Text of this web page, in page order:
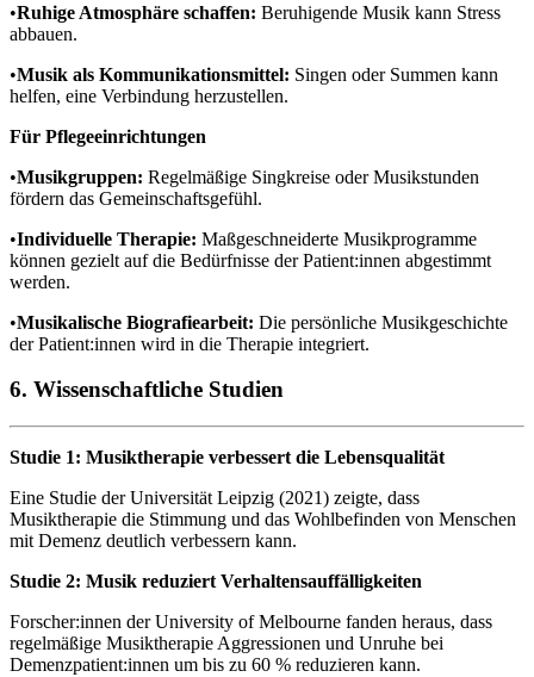
•Ruhige Atmosphäre schaffen: Beruhigende Musik kann Stress
abbauen.
•Musik als Kommunikationsmittel: Singen oder Summen kann
helfen, eine Verbindung herzustellen.
Für Pflegeeinrichtungen
•Musikgruppen: Regelmäßige Singkreise oder Musikstunden
fördern das Gemeinschaftsgefühl.
•Individuelle Therapie: Maßgeschneiderte Musikprogramme
können gezielt auf die Bedürfnisse der Patient:innen abgestimmt
werden.
•Musikalische Biografiearbeit: Die persönliche Musikgeschichte
der Patient:innen wird in die Therapie integriert.
6. Wissenschaftliche Studien
Studie 1: Musiktherapie verbessert die Lebensqualität
Eine Studie der Universität Leipzig (2021) zeigte, dass
Musiktherapie die Stimmung und das Wohlbefinden von Menschen
mit Demenz deutlich verbessern kann.
Studie 2: Musik reduziert Verhaltensauffälligkeiten
Forscher:innen der University of Melbourne fanden heraus, dass
regelmäßige Musiktherapie Aggressionen und Unruhe bei
Demenzpatient:innen um bis zu 60 % reduzieren kann.